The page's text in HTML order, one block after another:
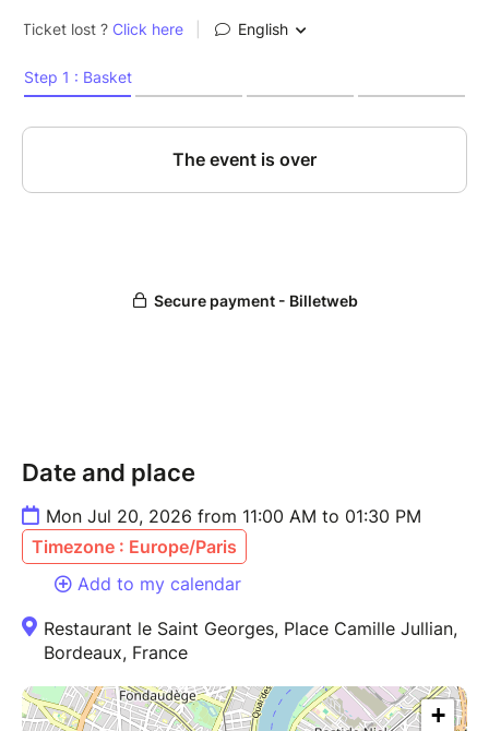
Date and place
Mon Jul 20, 2026 from 11:00 AM to 01:30 PM
Timezone : Europe/Paris
Add to my calendar
Restaurant le Saint Georges, Place Camille Jullian,
Bordeaux, France
+